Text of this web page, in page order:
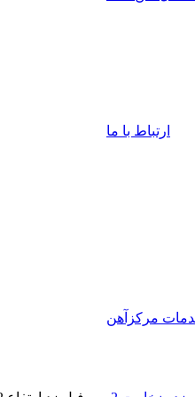
ارتباط با ما
مرکزآهن